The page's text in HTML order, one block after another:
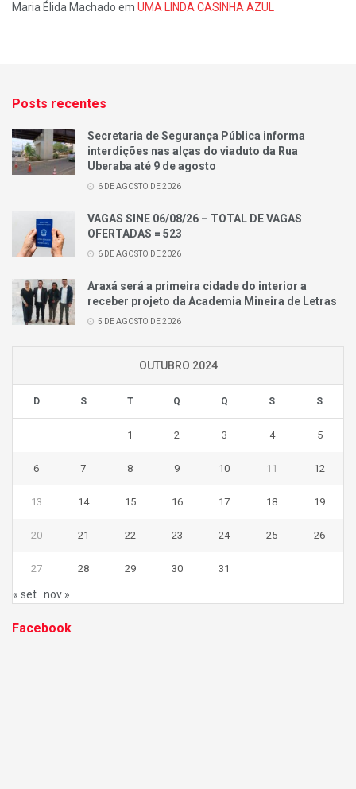
Maria Élida Machado em UMA LINDA CASINHA AZUL
Posts recentes
Secretaria de Segurança Pública informa
interdições nas alças do viaduto da Rua
Uberaba até 9 de agosto
6 DE AGOSTO DE 2026
VAGAS SINE 06/08/26 – TOTAL DE VAGAS
OFERTADAS = 523
6 DE AGOSTO DE 2026
Araxá será a primeira cidade do interior a
receber projeto da Academia Mineira de Letras
5 DE AGOSTO DE 2026
OUTUBRO 2024
D S T Q Q S S
1 2 3 4 5
6 7 8 9 10 11 12
13 14 15 16 17 18 19
20 21 22 23 24 25 26
27 28 29 30 31
« set nov »
Facebook